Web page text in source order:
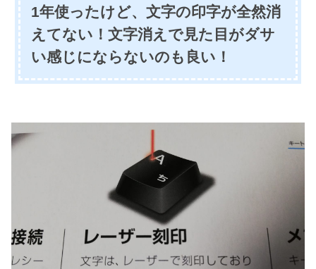
1年使ったけど、文字の印字が全然消
えてない！文字消えで見た目がダサ
い感じにならないのも良い！